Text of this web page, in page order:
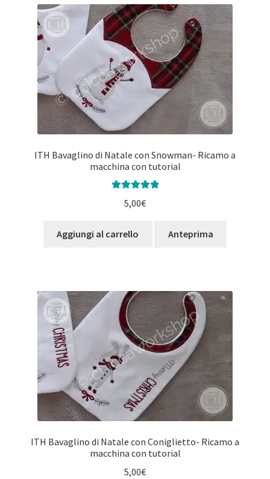
ITH Bavaglino di Natale con Snowman- Ricamo a
macchina con tutorial
su 5
5,00€
Aggiungi al carrello Anteprima
ITH Bavaglino di Natale con Coniglietto- Ricamo a
macchina con tutorial
5,00€